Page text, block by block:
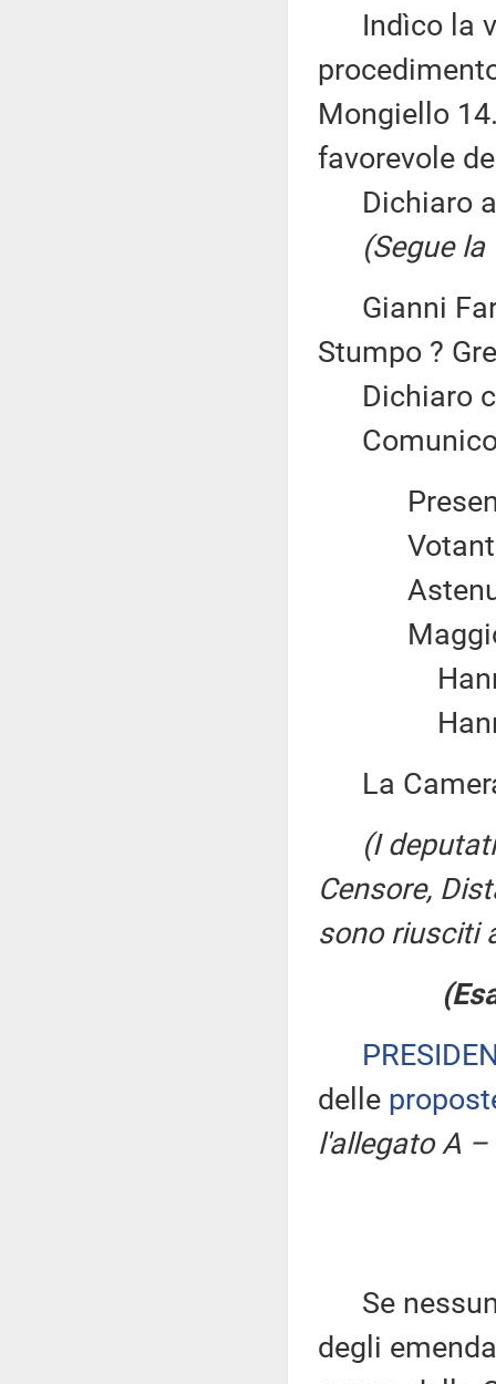
Indìco la
Mongiello
favorevole
Dichiaro
(Segue la
Gianni
Stumpo ?
Dichiaro
Comunico
Hanno
Hanno
La
(I
Censore,
sono riusciti
delle
l'allegato A
Se
degli